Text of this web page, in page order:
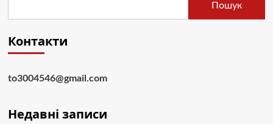
Пошук
Контакти
to3004546@gmail.com
Недавні записи